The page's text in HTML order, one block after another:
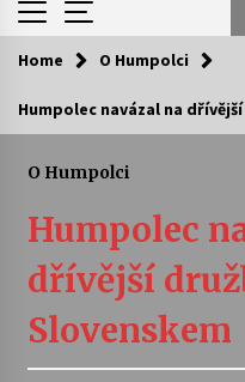
Kam za
kapkou
Veselí
Home O Humpolci
Humpolec navázal na
O Humpolci
Humpolec
dřívější
Slovenskem